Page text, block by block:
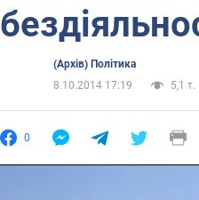
(Архів) Політика
8.10.2014 17:19
5,1 т.
0